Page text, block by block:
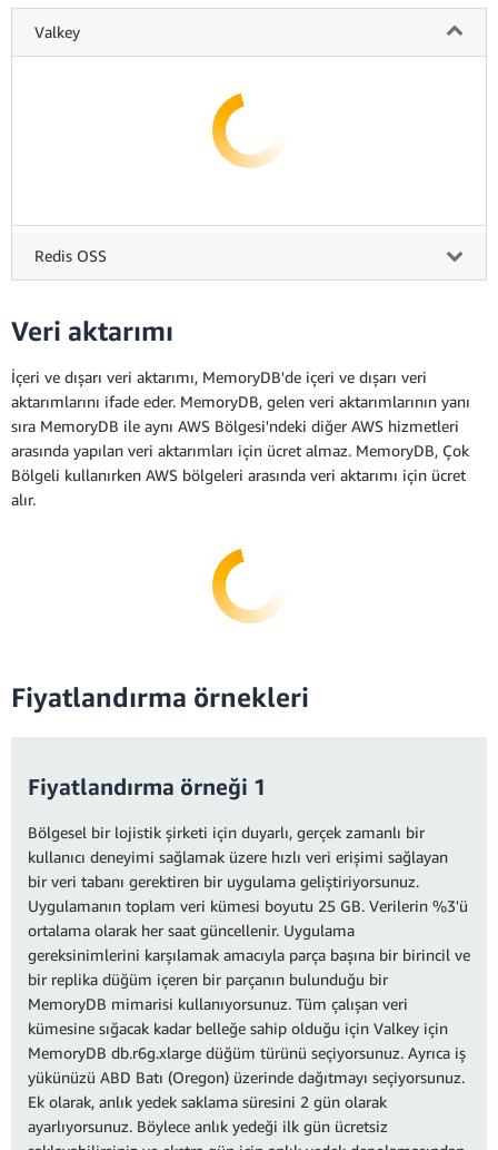
Valkey
Redis OSS
Veri aktarımı
İçeri ve dışarı veri aktarımı, MemoryDB'de içeri ve dışarı veri
aktarımlarını ifade eder. MemoryDB, gelen veri aktarımlarının yanı
sıra MemoryDB ile aynı AWS Bölgesi'ndeki diğer AWS hizmetleri
arasında yapılan veri aktarımları için ücret almaz. MemoryDB, Çok
Bölgeli kullanırken AWS bölgeleri arasında veri aktarımı için ücret
alır.
Fiyatlandırma örnekleri
Fiyatlandırma örneği 1
Bölgesel bir lojistik şirketi için duyarlı, gerçek zamanlı bir
kullanıcı deneyimi sağlamak üzere hızlı veri erişimi sağlayan
bir veri tabanı gerektiren bir uygulama geliştiriyorsunuz.
Uygulamanın toplam veri kümesi boyutu 25 GB. Verilerin %3'ü
ortalama olarak her saat güncellenir. Uygulama
gereksinimlerini karşılamak amacıyla parça başına bir birincil ve
bir replika düğüm içeren bir parçanın bulunduğu bir
MemoryDB mimarisi kullanıyorsunuz. Tüm çalışan veri
kümesine sığacak kadar belleğe sahip olduğu için Valkey için
MemoryDB db.r6g.xlarge düğüm türünü seçiyorsunuz. Ayrıca iş
yükünüzü ABD Batı (Oregon) üzerinde dağıtmayı seçiyorsunuz.
Ek olarak, anlık yedek saklama süresini 2 gün olarak
ayarlıyorsunuz. Böylece anlık yedeği ilk gün ücretsiz